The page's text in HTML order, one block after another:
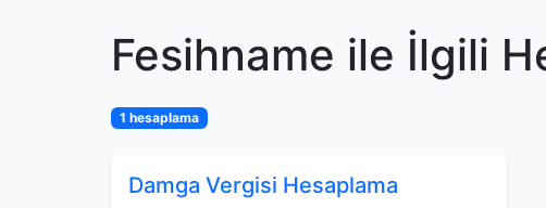
Fesihname ile İlgili
1 hesaplama
Damga Vergisi Hesaplama